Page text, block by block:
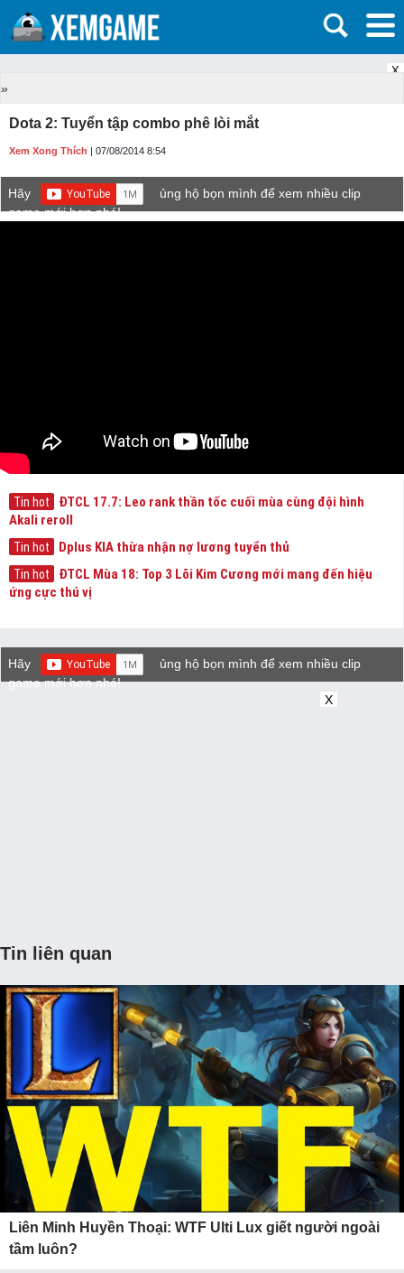
X
»
Dota 2: Tuyển tập combo phê lòi mắt
Xem Xong Thích | 07/08/2014 8:54
Hãy
ủng hộ bọn mình để xem nhiều clip
game mới hơn nhé!
Tin hot
ĐTCL 17.7: Leo rank thần tốc cuối mùa cùng đội hình
Akali reroll
Tin hot Dplus KIA thừa nhận nợ lương tuyển thủ
Tin hot
ĐTCL Mùa 18: Top 3 Lõi Kim Cương mới mang đến hiệu
ứng cực thú vị
Hãy
ủng hộ bọn mình để xem nhiều clip
game mới hơn nhé!
X
Tin liên quan
Liên Minh Huyền Thoại: WTF Ulti Lux giết người ngoài
tầm luôn?